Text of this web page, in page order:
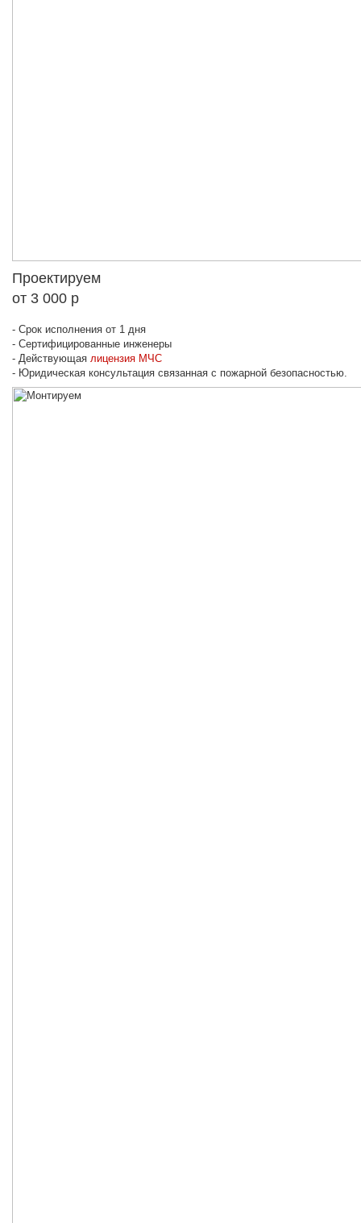
Проектируем
от 3 000 р
- Срок исполнения от 1 дня
- Сертифицированные инженеры
- Действующая лицензия МЧС
- Юридическая консультация связанная с пожарной безопасноcтью.